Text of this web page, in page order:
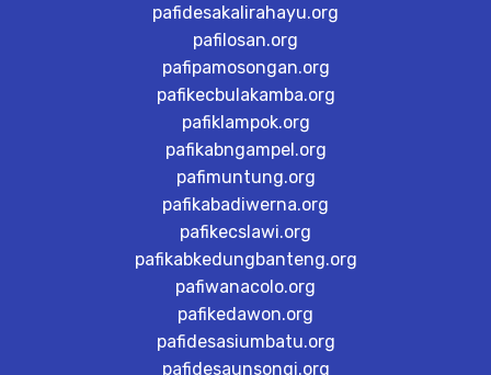
pafidesakalirahayu.org
pafilosan.org
pafipamosongan.org
pafikecbulakamba.org
pafiklampok.org
pafikabngampel.org
pafimuntung.org
pafikabadiwerna.org
pafikecslawi.org
pafikabkedungbanteng.org
pafiwanacolo.org
pafikedawon.org
pafidesasiumbatu.org
pafidesaunsongi.org